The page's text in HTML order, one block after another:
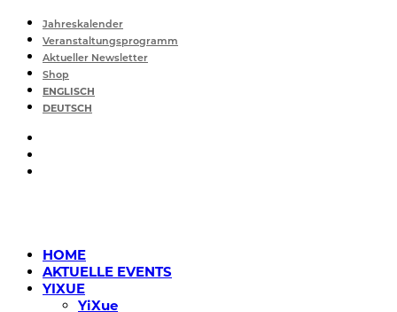
Jahreskalender
Veranstaltungsprogramm
Aktueller Newsletter
Shop
ENGLISCH
DEUTSCH
HOME
AKTUELLE EVENTS
YIXUE
YiXue